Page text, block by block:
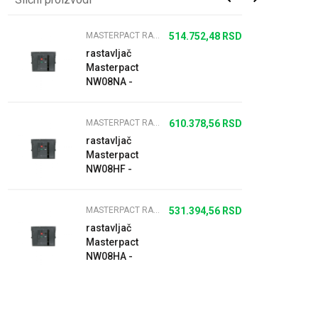
MASTERPACT RASTAVLJAČI
rastavljač
Masterpact
NW08NA -
izvlačivi
514.752,48 RSD
MASTERPACT RASTAVLJAČI
rastavljač
Masterpact
NW08HF -
izvlačivi
610.378,56 RSD
MASTERPACT RASTAVLJAČI
rastavljač
Masterpact
NW08HA -
531.394,56 RSD